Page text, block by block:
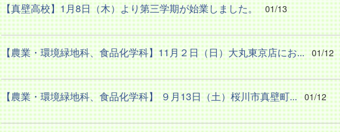
【真壁高校】1月8日（木）より第三学期が始業しました。 01/13
【農業・環境緑地科、食品化学科】11月２日（日）大丸東京店にお... 01/12
【農業・環境緑地科、食品化学科】 ９月13日（土）桜川市真壁町... 01/12